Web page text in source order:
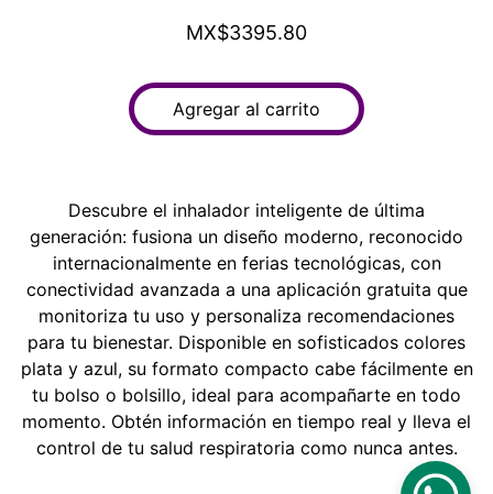
MX$3395.80
Agregar al carrito
Descubre el inhalador inteligente de última
generación: fusiona un diseño moderno, reconocido
internacionalmente en ferias tecnológicas, con
conectividad avanzada a una aplicación gratuita que
monitoriza tu uso y personaliza recomendaciones
para tu bienestar. Disponible en sofisticados colores
plata y azul, su formato compacto cabe fácilmente en
tu bolso o bolsillo, ideal para acompañarte en todo
momento. Obtén información en tiempo real y lleva el
control de tu salud respiratoria como nunca antes.